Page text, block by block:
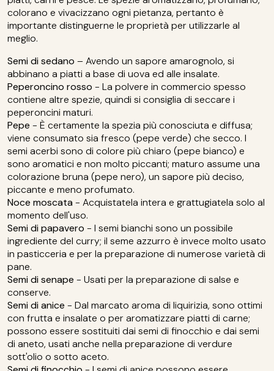
colorano e vivacizzano ogni pietanza, pertanto è
importante distinguerne le proprietà per utilizzarle al
meglio.
Semi di sedano – Avendo un sapore amarognolo, si
abbinano a piatti a base di uova ed alle insalate.
Peperoncino rosso - La polvere in commercio spesso
contiene altre spezie, quindi si consiglia di seccare i
peperoncini maturi.
Pepe - È certamente la spezia più conosciuta e diffusa;
viene consumato sia fresco (pepe verde) che secco. I
semi acerbi sono di colore più chiaro (pepe bianco) e
sono aromatici e non molto piccanti; maturo assume una
colorazione bruna (pepe nero), un sapore più deciso,
piccante e meno profumato.
Noce moscata- Acquistatela intera e grattugiatela solo al
momento dell'uso.
Semi di papavero - I semi bianchi sono un possibile
ingrediente del curry; il seme azzurro è invece molto usato
in pasticceria e per la preparazione di numerose varietà di
pane.
Semi di senape - Usati per la preparazione di salse e
conserve.
Semi di anice - Dal marcato aroma di liquirizia, sono ottimi
con frutta e insalate o per aromatizzare piatti di carne;
possono essere sostituiti dai semi di finocchio e dai semi
di aneto, usati anche nella preparazione di verdure
sott'olio o sotto aceto.